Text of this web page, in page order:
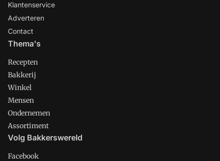
Klantenservice
Adverteren
Contact
Thema's
Recepten
Bakkerij
Winkel
Mensen
Ondernemen
Assortiment
Volg Bakkerswereld
Facebook